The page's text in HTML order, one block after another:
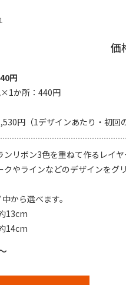
価
円
か所：440円
円（1デザインあたり・初回
ンリボン3色を重ねて作るレイ
クやラインなどのデザインをグ
から選べます。
13cm
14cm